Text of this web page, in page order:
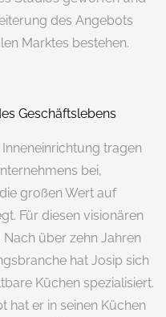
des Angebots
Marktes bestehen.
Geschäftslebens
tragen
bei,
großen Wert auf
Für diesen visionären
über zehn Jahren
hat Josip sich
Küchen spezialisiert.
hat er in seinen Küchen